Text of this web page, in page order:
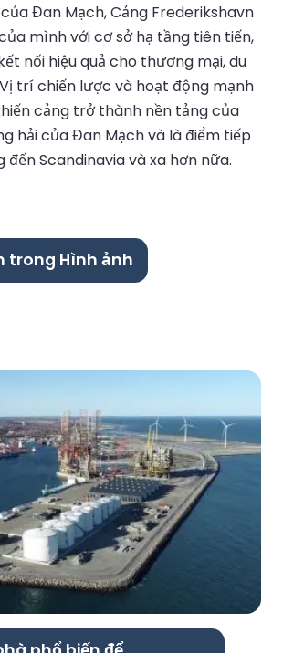
Đan Mạch, Cảng Frederikshavn
mình với cơ sở hạ tầng tiên tiến,
nối hiệu quả cho thương mại, du
trí chiến lược và hoạt động mạnh
cảng trở thành nền tảng của
hải của Đan Mạch và là điểm tiếp
Scandinavia và xa hơn nữa.
trong Hình ảnh